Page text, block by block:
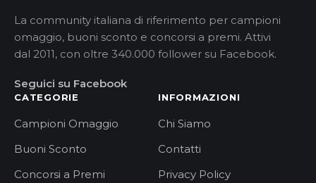
La community italiana di riferimento per campioni
omaggio, buoni sconto e concorsi a premi. Attivi
dal 2011, con oltre 340.000 follower su Facebook.
Seguici su Facebook
CATEGORIE
Campioni Omaggio
Buoni Sconto
Concorsi a Premi
INFORMAZIONI
Chi Siamo
Contatti
Privacy Policy